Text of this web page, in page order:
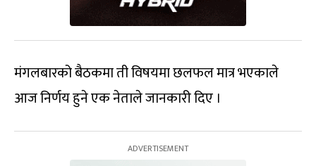
मंगलबारको बैठकमा ती विषयमा छलफल मात्र भएकाले
आज निर्णय हुने एक नेताले जानकारी दिए ।